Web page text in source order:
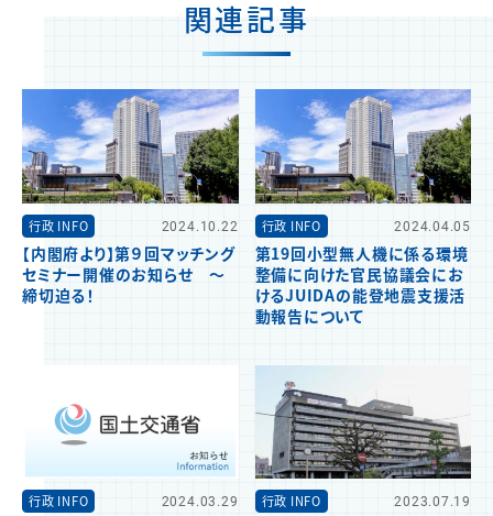
関連記事
行政 INFO 2024.10.22
【内閣府より】第９回マッチング
セミナー開催のお知らせ ～
締切迫る！
行政 INFO 2024.04.05
第19回小型無人機に係る環境
整備に向けた官民協議会にお
けるJUIDAの能登地震支援活
動報告について
行政 INFO 2024.03.29 行政 INFO 2023.07.19